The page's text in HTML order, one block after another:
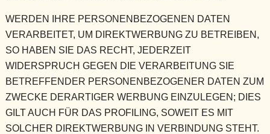
WERDEN IHRE PERSONENBEZOGENEN DATEN
VERARBEITET, UM DIREKTWERBUNG ZU BETREIBEN,
SO HABEN SIE DAS RECHT, JEDERZEIT
WIDERSPRUCH GEGEN DIE VERARBEITUNG SIE
BETREFFENDER PERSONENBEZOGENER DATEN ZUM
ZWECKE DERARTIGER WERBUNG EINZULEGEN; DIES
GILT AUCH FÜR DAS PROFILING, SOWEIT ES MIT
SOLCHER DIREKTWERBUNG IN VERBINDUNG STEHT.